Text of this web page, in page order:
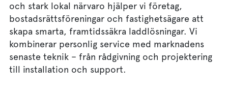
och stark lokal närvaro hjälper vi företag,
bostadsrättsföreningar och fastighetsägare att
skapa smarta, framtidssäkra laddlösningar. Vi
kombinerar personlig service med marknadens
senaste teknik – från rådgivning och projektering
till installation och support.